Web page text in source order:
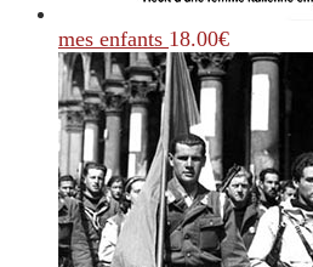
mes enfants 18.00€